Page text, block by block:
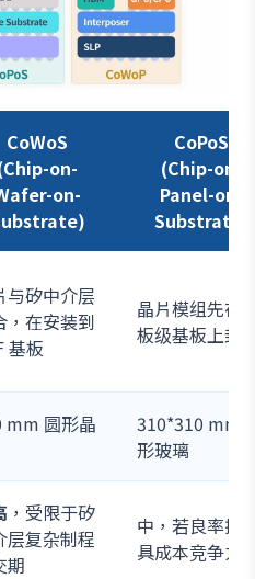
CoWoS
on-
on-
CoPoS
(Chip-on-
Panel-on-
Substrate)
与矽中介层
，在安装到
基板
晶片模组先在
板级基板上封
mm 圆形晶
310*310 mm
形玻璃
，受限于矽
层复杂制程
期
中，若良率提
具成本竞争力